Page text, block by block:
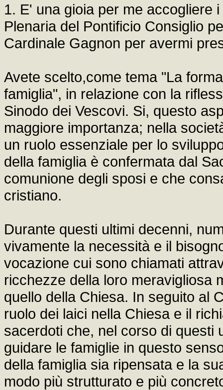
1. E' una gioia per me accogliere
Plenaria del Pontificio Consiglio
Cardinale Gagnon per avermi
Avete scelto,come tema "La
famiglia", in relazione con la
Sinodo dei Vescovi. Si, questo
maggiore importanza; nella
un ruolo essenziale per lo
della famiglia è confermata dal
comunione degli sposi e che
cristiano.
Durante questi ultimi decenni,
vivamente la necessità e il
vocazione cui sono chiamati
ricchezze della loro meravigliosa
quello della Chiesa. In seguito al
ruolo dei laici nella Chiesa e il
sacerdoti che, nel corso di questi
guidare le famiglie in questo
della famiglia sia ripensata e la
modo più strutturato e più